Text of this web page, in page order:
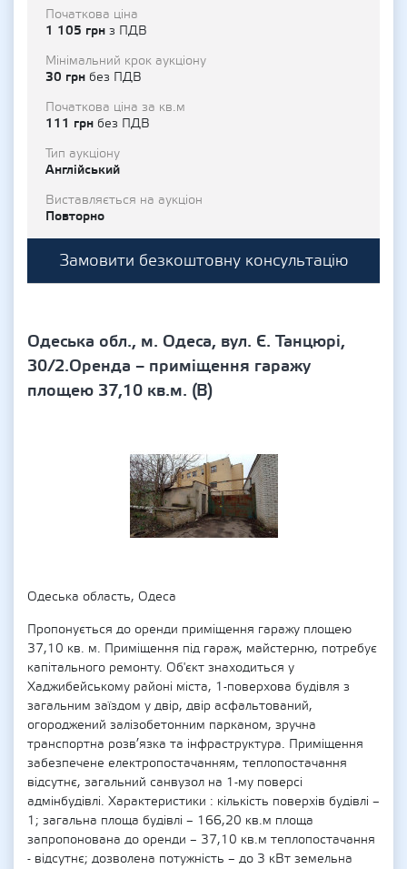
Початкова ціна
1 105 грн з ПДВ
Мінімальний крок аукціону
30 грн без ПДВ
Початкова ціна за кв.м
111 грн без ПДВ
Тип аукціону
Англійський
Виставляється на аукціон
Повторно
Замовити безкоштовну консультацію
Одеська обл., м. Одеса, вул. Є. Танцюрі,
30/2.Оренда – приміщення гаражу
площею 37,10 кв.м. (В)
Одеська область, Одеса
Пропонується до оренди приміщення гаражу площею
37,10 кв. м. Приміщення під гараж, майстерню, потребує
капітального ремонту. Об'єкт знаходиться у
Хаджибейському районі міста, 1-поверхова будівля з
загальним заїздом у двір, двір асфальтований,
огороджений залізобетонним парканом, зручна
транспортна розв’язка та інфраструктура. Приміщення
забезпечене електропостачанням, теплопостачання
відсутнє, загальний санвузол на 1-му поверсі
адмінбудівлі. Характеристики : кількість поверхів будівлі –
1; загальна площа будівлі – 166,20 кв.м площа
запропонована до оренди – 37,10 кв.м теплопостачання
- відсутнє; дозволена потужність – до 3 кВт земельна